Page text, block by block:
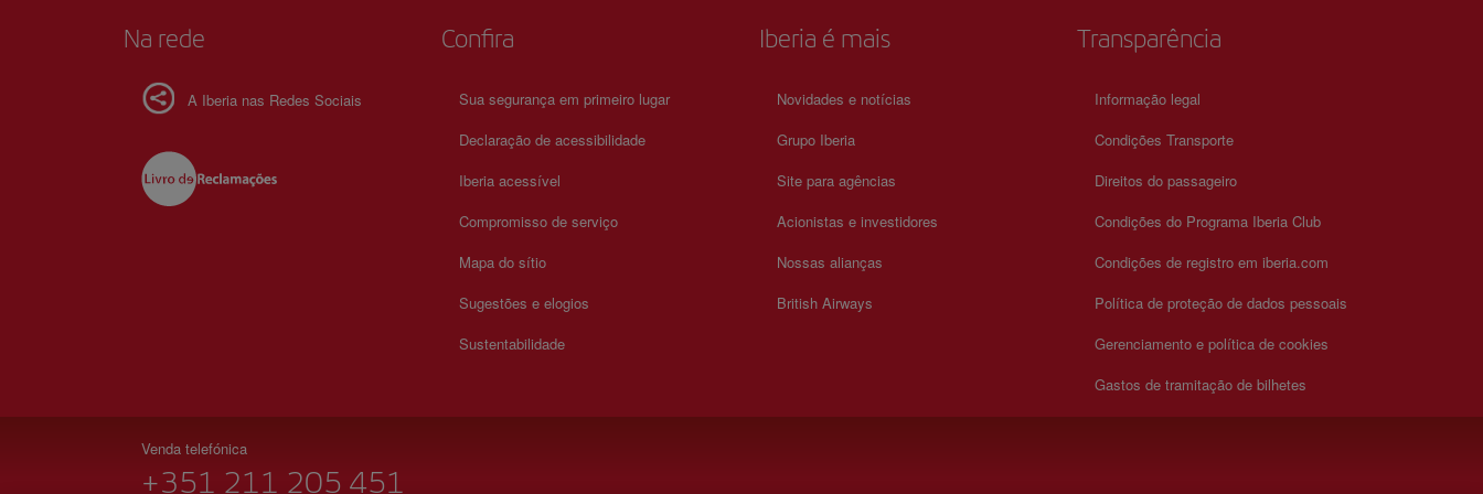
Na rede
A Iberia nas Redes Sociais
Confira
Sua segurança em primeiro lugar
Declaração de acessibilidade
Iberia acessível
Compromisso de serviço
Mapa do sítio
Sugestões e elogios
Sustentabilidade
Iberia é mais
Novidades e notícias
Grupo Iberia
Site para agências
Acionistas e investidores
Nossas alianças
British Airways
Transparência
Informação legal
Condições Transporte
Direitos do passageiro
Condições do Programa Iberia Club
Condições de registro em iberia.com
Política de proteção de dados pessoais
Gerenciamento e política de cookies
Gastos de tramitação de bilhetes
Venda telefónica
+351 211 205 451